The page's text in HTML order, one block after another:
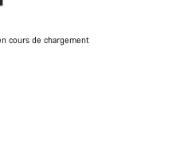
cours de chargement